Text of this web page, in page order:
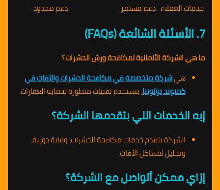
خدمات العملاء دعم مستمر دعم محدود
7. الأسئلة الشائعة (FAQs)
ما هي الشركة الألمانية لمكافحة ورش الحشرات؟
هيشركة متخصصة في مكافحة الحشرات والآفات في
كمبوند يوتوبيا، بتستخدم تقنيات متطورة لحماية العقارات.
إيه الخدمات اللي بتقدمها الشركة؟
الشركة بتقدم خدمات مكافحة الحشرات، وقاية دورية،
وتحليل لمشاكل الآفات.
إزاي ممكن أتواصل مع الشركة؟